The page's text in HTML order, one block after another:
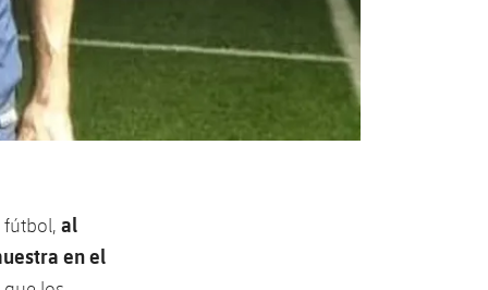
fútbol, ​​al
en el